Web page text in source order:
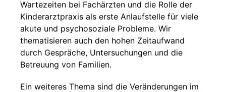
Wartezeiten bei Fachärzten und die Rolle der
Kinderarztpraxis als erste Anlaufstelle für viele
akute und psychosoziale Probleme. Wir
thematisieren auch den hohen Zeitaufwand
durch Gespräche, Untersuchungen und die
Betreuung von Familien.
Ein weiteres Thema sind die Veränderungen im